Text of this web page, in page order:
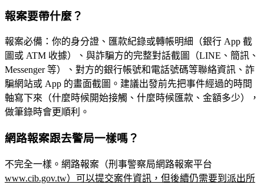
報案要帶什麼？
報案必備：你的身分證、匯款紀錄或轉帳明細（銀行 App 截
圖或 ATM 收據）、與詐騙方的完整對話截圖（LINE、簡訊、
Messenger 等）、對方的銀行帳號和電話號碼等聯絡資訊、詐
騙網站或 App 的畫面截圖。建議出發前先把事件經過的時間
軸寫下來（什麼時候開始接觸、什麼時候匯款、金額多少），
做筆錄時會更順利。
網路報案跟去警局一樣嗎？
不完全一樣。網路報案（刑事警察局網路報案平台
www.cib.gov.tw）可以提交案件資訊，但後續仍需要到派出所